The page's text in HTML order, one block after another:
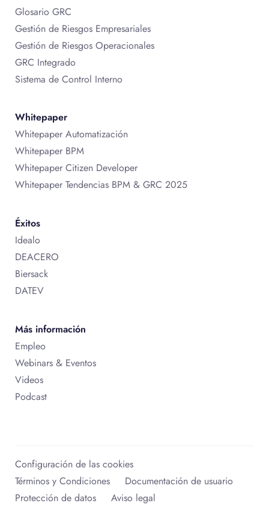
Glosario GRC
Gestión de Riesgos Empresariales
Gestión de Riesgos Operacionales
GRC Integrado
Sistema de Control Interno
Whitepaper
Whitepaper Automatización
Whitepaper BPM
Whitepaper Citizen Developer
Whitepaper Tendencias BPM & GRC 2025
Éxitos
Idealo
DEACERO
Biersack
DATEV
Más información
Empleo
Webinars & Eventos
Videos
Podcast
Configuración de las cookies
Términos y Condiciones
Documentación de usuario
Protección de datos
Aviso legal